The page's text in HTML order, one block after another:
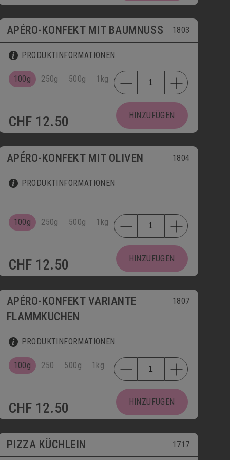
APÉRO-KONFEKT MIT BAUMNUSS 1803
PRODUKTINFORMATIONEN
100g 250g 500g 1kg
CHF 12.50 HINZUFÜGEN
APÉRO-KONFEKT MIT OLIVEN 1804
PRODUKTINFORMATIONEN
100g 250g 500g 1kg
CHF 12.50 HINZUFÜGEN
APÉRO-KONFEKT VARIANTE
FLAMMKUCHEN
1807
PRODUKTINFORMATIONEN
100g 250 500g 1kg
CHF 12.50 HINZUFÜGEN
bis 30.09.
PIZZA KÜCHLEIN 1717